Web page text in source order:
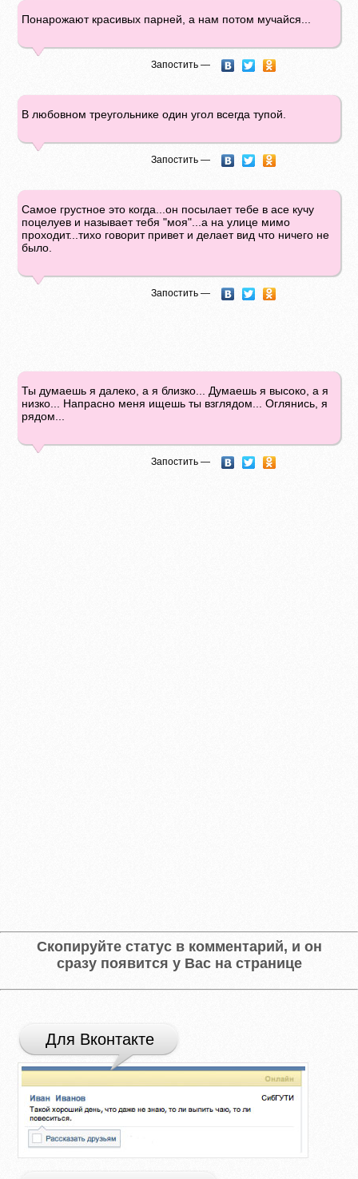
Понарожают красивых парней, а нам потом мучайся...
Запостить —
В любовном треугольнике один угол всегда тупой.
Запостить —
Самое грустное это когда...он посылает тебе в асе кучу
поцелуев и называет тебя "моя"...а на улице мимо
проходит...тихо говорит привет и делает вид что ничего не
было.
Запостить —
Ты думаешь я далеко, а я близко... Думаешь я высоко, а я
низко... Напрасно меня ищешь ты взглядом... Оглянись, я
рядом...
Запостить —
Скопируйте статус в комментарий, и он
сразу появится у Вас на странице
Для Вконтакте